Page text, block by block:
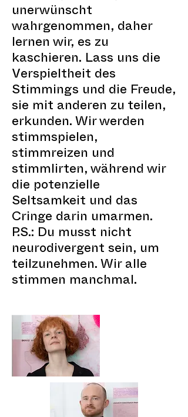
unerwünscht
wahrgenommen, daher
lernen wir, es zu
kaschieren. Lass uns die
Verspieltheit des
Stimmings und die Freude,
sie mit anderen zu teilen,
erkunden. Wir werden
stimmspielen,
stimmreizen und
stimmlirten, während wir
die potenzielle
Seltsamkeit und das
Cringe darin umarmen.
P.S.: Du musst nicht
neurodivergent sein, um
teilzunehmen. Wir alle
stimmen manchmal.